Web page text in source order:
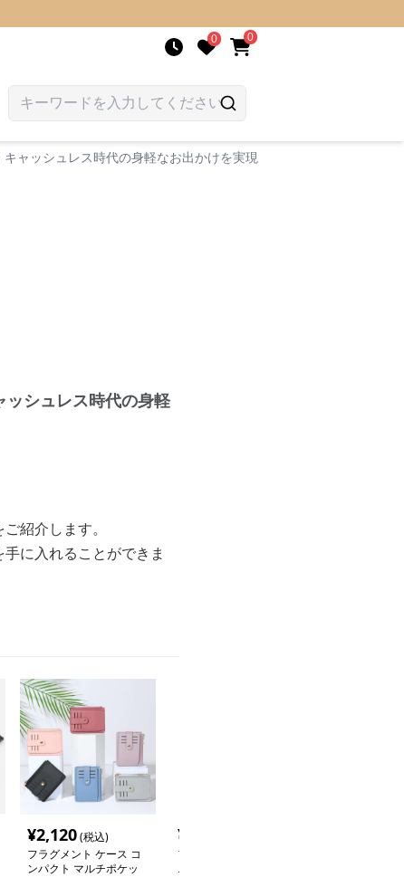
0 0
ャッシュレス時代の身軽なお出かけを実現します。
シュレス時代の身軽
紹介します。
に入れることができま
¥2,120(税込)
フラグメント ケース コ
ンパクト マルチポケッ
¥
フラグメント ケース ミ
ニマル 薄型 財布